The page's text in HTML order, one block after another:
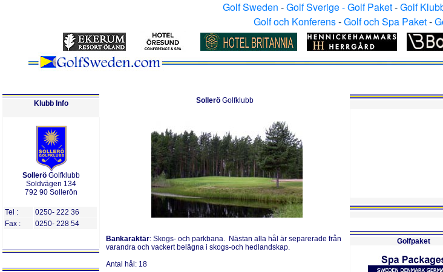
Golf Sweden -Golf Sverige - Golf Paket-Golf
Golf och Konferens-Golf och Spa Paket-
Klubb Info
Sollerö Golfklubb
Soldvägen 134
792 90 Sollerön
Tel :
0250- 222 36
Fax :
0250- 228 54
Sollerö Golfklubb
Bankaraktär: Skogs- och parkbana. Nästan alla hål är separerade från
varandra och vackert belägna i skogs-och hedlandskap.
Antal hål: 18
Golfpaket